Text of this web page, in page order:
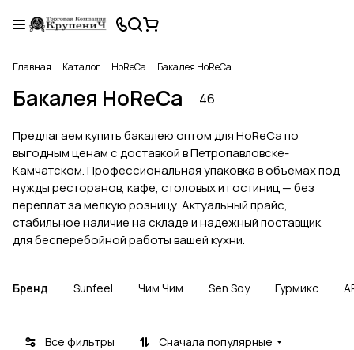
Главная Каталог HoReCa Бакалея HoReCa
Бакалея HoReCa 46
Предлагаем купить бакалею оптом для HoReCa по
выгодным ценам с доставкой в Петропавловске-
Камчатском. Профессиональная упаковка в объемах под
нужды ресторанов, кафе, столовых и гостиниц — без
переплат за мелкую розницу. Актуальный прайс,
стабильное наличие на складе и надежный поставщик
для бесперебойной работы вашей кухни.
Бренд Sunfeel Чим Чим Sen Soy Гурмикс
Все фильтры Сначала популярные